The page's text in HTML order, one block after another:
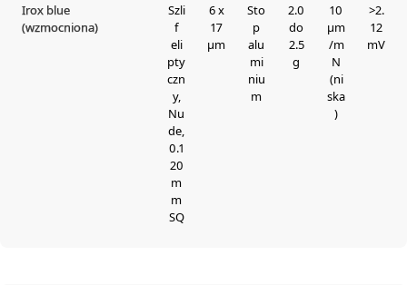
Irox blue
(wzmocniona)
Szli
f
eli
pty
czn
y,
Nu
de,
0.1
20
m
m
SQ
6 x
17
μm
Sto
p
alu
mi
niu
m
2.0
do
2.5
g
10
μm
/m
N
(ni
ska
)
>2.
12
mV